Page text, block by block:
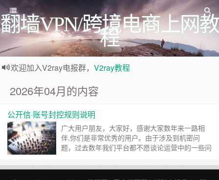
翻墙VPN/跨境电商上网教
程
欢迎加入V2ray电报群， V2ray教程
2026年04月的内容
公开信·账号封控规则说明
广大用户朋友，大家好，感谢大家数年来一路相
伴,你们是非常优秀的用户。由于涉及到机密问
题，过去数年我们平台都不愿谈论运营中的一些问
发生了微妙变化，你们“用户”一直被我们视为“珍
宝”，是朋友，不是对手。但是在过去的 2 年数据